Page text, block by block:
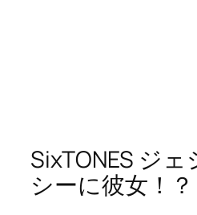
SixTONES ジ
シーに彼女！？